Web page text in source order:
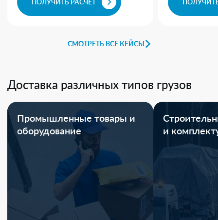
СМОТРЕТЬ ВСЕ КЕЙСЫ
ПОЛУЧИТЬ РАСЧЕТ
Доставка различных типов грузов
Промышленные товары и
оборудование
и